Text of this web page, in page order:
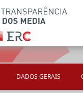
DADOS GERAIS